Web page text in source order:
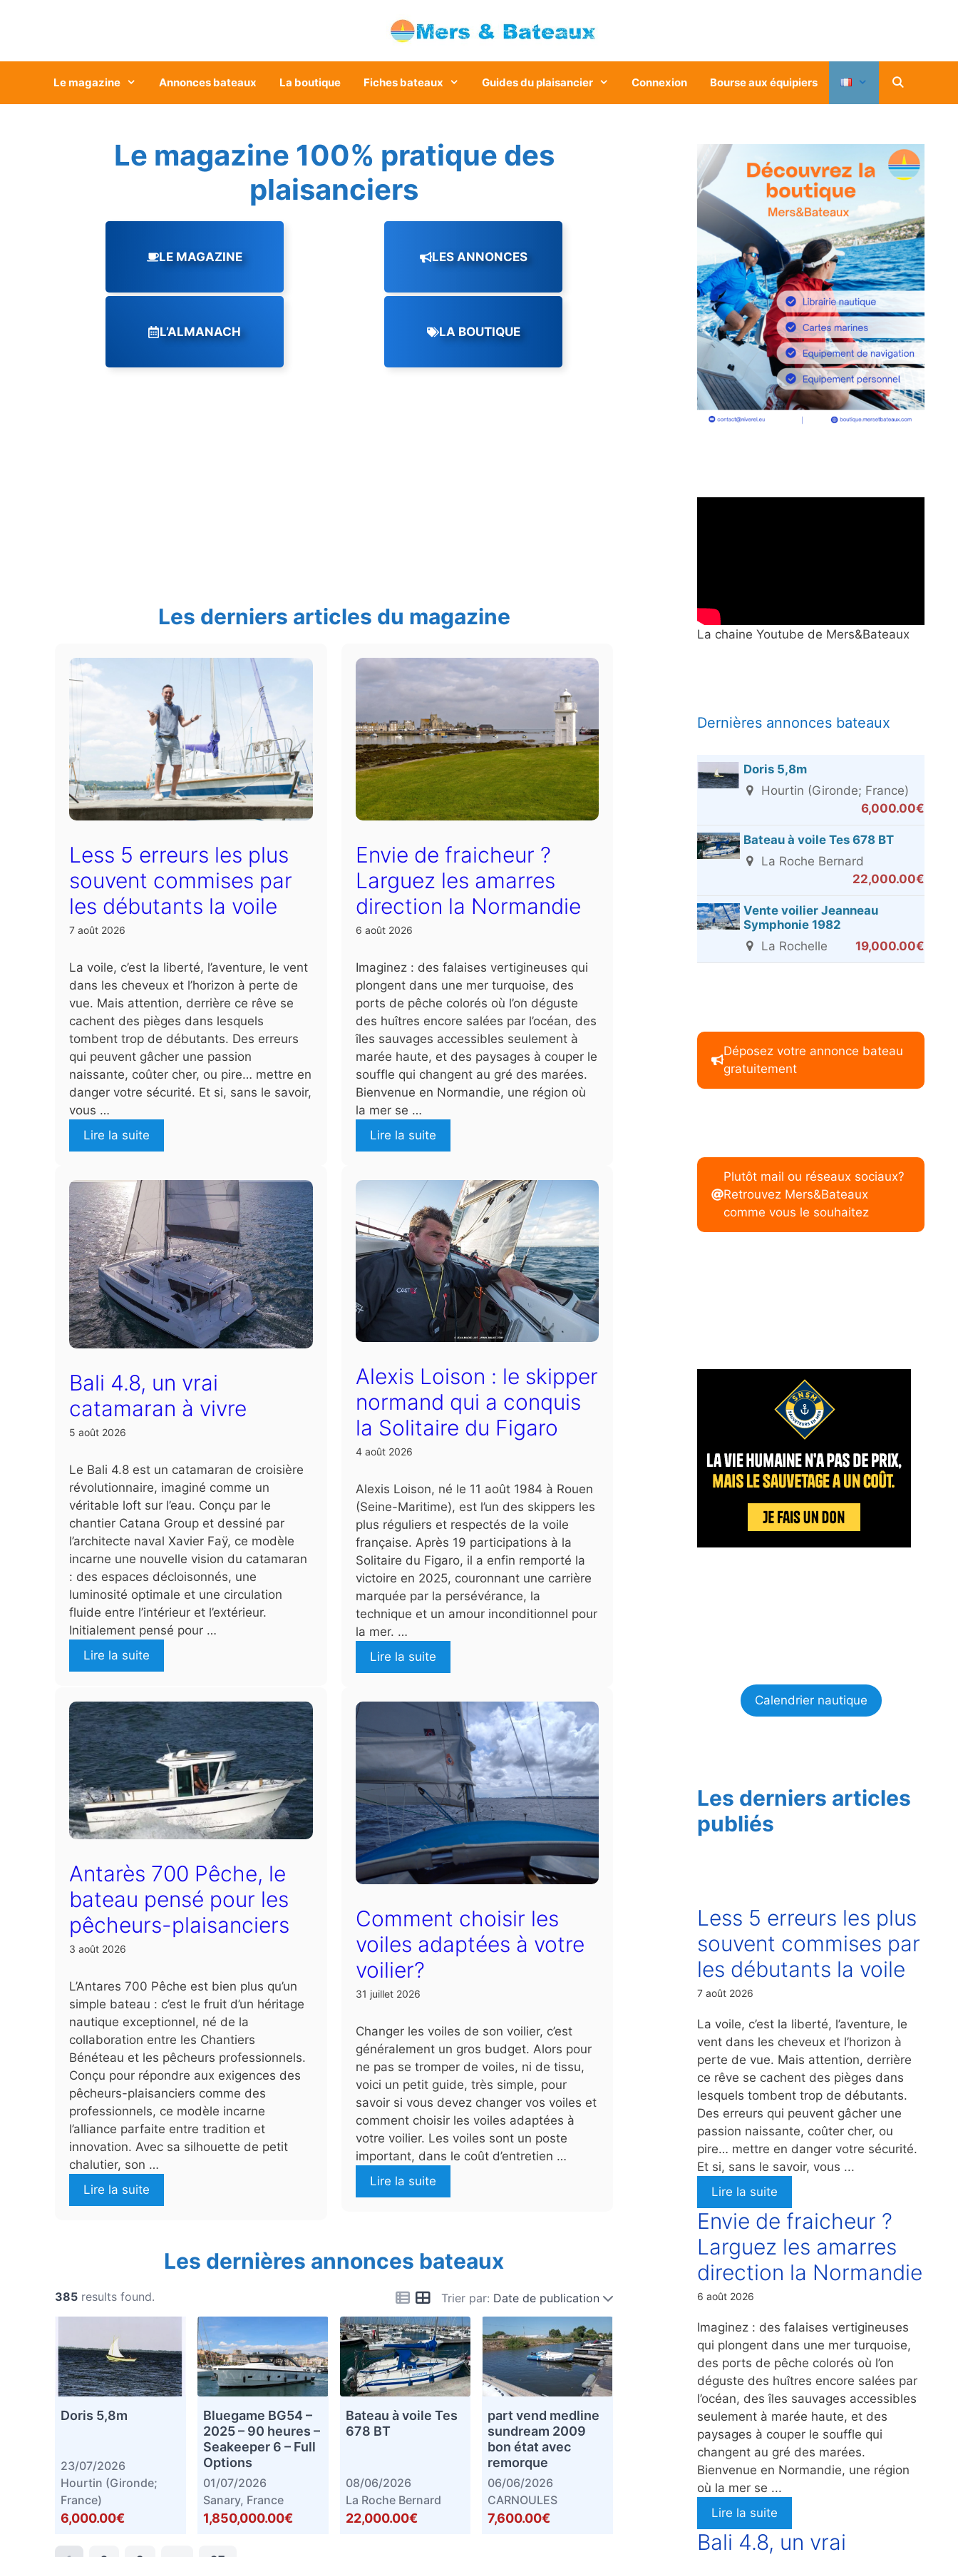
Le magazine Annonces bateaux La boutique Fiches bateaux Guides du plaisancier Connexion Bourse aux équipiers
Le magazine 100% pratique des
plaisanciers
LE MAGAZINE LES ANNONCES
L’ALMANACH LA BOUTIQUE
Les derniers articles du magazine
Less 5 erreurs les plus
souvent commises par
les débutants la voile
7 août 2026
La voile, c’est la liberté, l’aventure, le vent
dans les cheveux et l’horizon à perte de
vue. Mais attention, derrière ce rêve se
cachent des pièges dans lesquels
tombent trop de débutants. Des erreurs
qui peuvent gâcher une passion
naissante, coûter cher, ou pire… mettre en
danger votre sécurité. Et si, sans le savoir,
vous …
Lire la suite
Envie de fraicheur ?
Larguez les amarres
direction la Normandie
6 août 2026
Imaginez : des falaises vertigineuses qui
plongent dans une mer turquoise, des
ports de pêche colorés où l’on déguste
des huîtres encore salées par l’océan, des
îles sauvages accessibles seulement à
marée haute, et des paysages à couper le
souffle qui changent au gré des marées.
Bienvenue en Normandie, une région où
la mer se …
Lire la suite
Bali 4.8, un vrai
catamaran à vivre
5 août 2026
Le Bali 4.8 est un catamaran de croisière
révolutionnaire, imaginé comme un
véritable loft sur l’eau. Conçu par le
chantier Catana Group et dessiné par
l’architecte naval Xavier Faÿ, ce modèle
incarne une nouvelle vision du catamaran
: des espaces décloisonnés, une
luminosité optimale et une circulation
fluide entre l’intérieur et l’extérieur.
Initialement pensé pour …
Lire la suite
Alexis Loison : le skipper
normand qui a conquis
la Solitaire du Figaro
4 août 2026
Alexis Loison, né le 11 août 1984 à Rouen
(Seine-Maritime), est l’un des skippers les
plus réguliers et respectés de la voile
française. Après 19 participations à la
Solitaire du Figaro, il a enfin remporté la
victoire en 2025, couronnant une carrière
marquée par la persévérance, la
technique et un amour inconditionnel pour
la mer. …
Lire la suite
Antarès 700 Pêche, le
bateau pensé pour les
pêcheurs-plaisanciers
3 août 2026
L’Antares 700 Pêche est bien plus qu’un
simple bateau : c’est le fruit d’un héritage
nautique exceptionnel, né de la
collaboration entre les Chantiers
Bénéteau et les pêcheurs professionnels.
Conçu pour répondre aux exigences des
pêcheurs-plaisanciers comme des
professionnels, ce modèle incarne
l’alliance parfaite entre tradition et
innovation. Avec sa silhouette de petit
chalutier, son …
Lire la suite
Comment choisir les
voiles adaptées à votre
voilier?
31 juillet 2026
Changer les voiles de son voilier, c’est
généralement un gros budget. Alors pour
ne pas se tromper de voiles, ni de tissu,
voici un petit guide, très simple, pour
savoir si vous devez changer vos voiles et
comment choisir les voiles adaptées à
votre voilier. Les voiles sont un poste
important, dans le coût d’entretien …
Lire la suite
Les dernières annonces bateaux
Trier par: Date de publication
385 results found.
Doris 5,8m
23/07/2026
Hourtin (Gironde;
France)
6,000.00€
Bluegame BG54 –
2025 – 90 heures –
Seakeeper 6 – Full
Options
01/07/2026
Sanary, France
1,850,000.00€
Bateau à voile Tes
678 BT
08/06/2026
La Roche Bernard
22,000.00€
part vend medline
sundream 2009
bon état avec
remorque
06/06/2026
CARNOULES
7,600.00€
La chaine Youtube de Mers&Bateaux
Dernières annonces bateaux
Doris 5,8m
Hourtin (Gironde; France)
6,000.00€
Bateau à voile Tes 678 BT
La Roche Bernard
22,000.00€
Vente voilier Jeanneau
Symphonie 1982
La Rochelle
19,000.00€
Déposez votre annonce bateau
gratuitement
Plutôt mail ou réseaux sociaux?
Retrouvez Mers&Bateaux
comme vous le souhaitez
Calendrier nautique
Les derniers articles
publiés
Less 5 erreurs les plus
souvent commises par
les débutants la voile
7 août 2026
La voile, c’est la liberté, l’aventure, le
vent dans les cheveux et l’horizon à
perte de vue. Mais attention, derrière
ce rêve se cachent des pièges dans
lesquels tombent trop de débutants.
Des erreurs qui peuvent gâcher une
passion naissante, coûter cher, ou
pire… mettre en danger votre sécurité.
Et si, sans le savoir, vous ...
Lire la suite
Envie de fraicheur ?
Larguez les amarres
direction la Normandie
6 août 2026
Imaginez : des falaises vertigineuses
qui plongent dans une mer turquoise,
des ports de pêche colorés où l’on
déguste des huîtres encore salées par
l’océan, des îles sauvages accessibles
seulement à marée haute, et des
paysages à couper le souffle qui
changent au gré des marées.
Bienvenue en Normandie, une région
où la mer se ...
Lire la suite
Bali 4.8, un vrai